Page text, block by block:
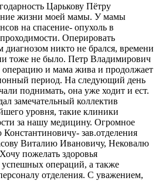
Царькову Пётру
жизни моей мамы. У мамы
на спасение- опухоль в
Оперировать
диагнозом никто не брался, времени
тоже не было. Петр Владимирович
и мама жива и продолжает
период. На следующий день
поднимать, она уже ходит и ест.
замечательный коллектив
уровня, такие клиники
за нашу медицину. Огромное
зав.отделения
Виталию Ивановичу, Нековалю
пожелать здоровья
операций, а также
отделения. С уважением,